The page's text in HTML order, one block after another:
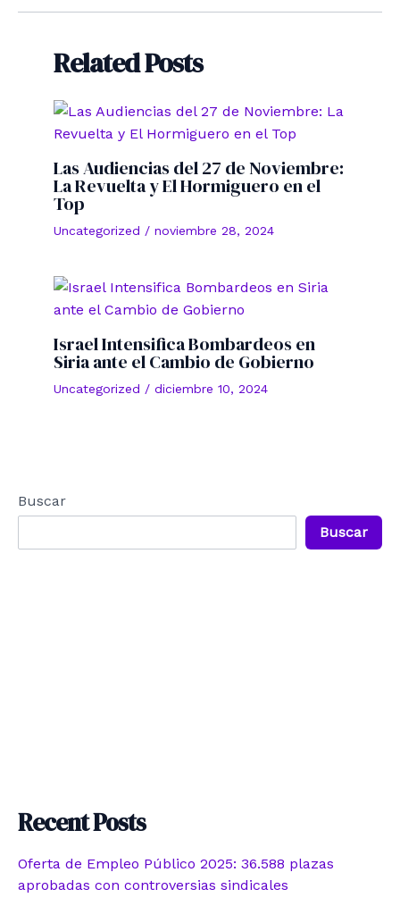
entradas
Related Posts
Las Audiencias del 27 de Noviembre:
La Revuelta y El Hormiguero en el
Top
Uncategorized / noviembre 28, 2024
Israel Intensifica Bombardeos en
Siria ante el Cambio de Gobierno
Uncategorized / diciembre 10, 2024
Buscar
Buscar
Recent Posts
Oferta de Empleo Público 2025: 36.588 plazas
aprobadas con controversias sindicales